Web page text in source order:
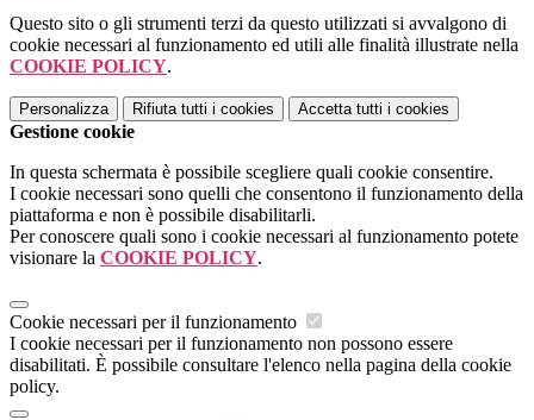
Questo sito o gli strumenti terzi da questo utilizzati si avvalgono di
cookie necessari al funzionamento ed utili alle finalità illustrate nella
COOKIE POLICY.
Personalizza Rifiuta tutti i cookies Accetta tutti i cookies
Gestione cookie
In questa schermata è possibile scegliere quali cookie consentire.
I cookie necessari sono quelli che consentono il funzionamento della
piattaforma e non è possibile disabilitarli.
Per conoscere quali sono i cookie necessari al funzionamento potete
visionare la COOKIE POLICY.
Cookie necessari per il funzionamento
I cookie necessari per il funzionamento non possono essere
disabilitati. È possibile consultare l'elenco nella pagina della cookie
policy.